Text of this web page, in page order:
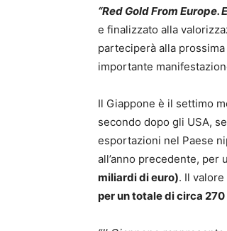
“Red Gold From
e finalizzato alla
parteciperà alla
importante
Il Giappone è il settimo
secondo dopo gli USA,
esportazioni nel Paese
all’anno precedente, per
miliardi di euro). Il
per un totale di circa